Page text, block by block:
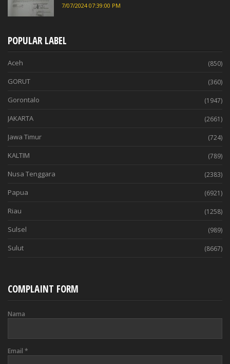
7/07/2024 07:39:00 PM
POPULAR LABEL
Aceh (850)
GORUT (360)
Gorontalo (1947)
JAKARTA (2661)
Jawa Timur (724)
KALTIM (789)
Nusa Tenggara (2383)
Papua (6921)
Riau (1258)
Sulsel (989)
Sulut (8667)
COMPLAINT FORM
Nama
Email *